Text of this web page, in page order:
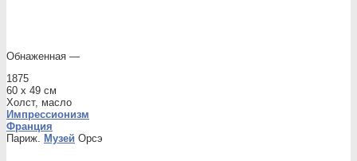
Обнаженная —
1875
60 x 49 см
Холст, масло
Импрессионизм
Франция
Париж. Музей Орсэ